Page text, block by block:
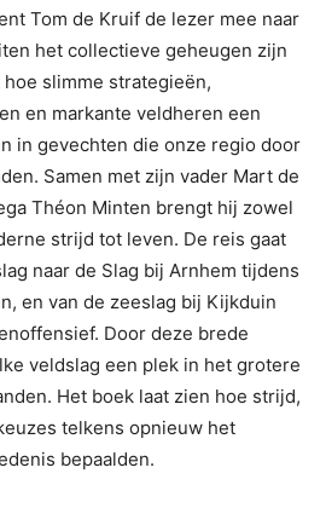
Tom de Kruif de lezer mee naar
het collectieve geheugen zijn
slimme strategieën,
en markante veldheren een
in gevechten die onze regio door
Samen met zijn vader Mart de
Théon Minten brengt hij zowel
strijd tot leven. De reis gaat
naar de Slag bij Arnhem tijdens
en van de zeeslag bij Kijkduin
Door deze brede
veldslag een plek in het grotere
Het boek laat zien hoe strijd,
telkens opnieuw het
bepaalden.